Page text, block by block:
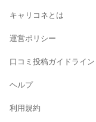
キャリコネとは
運営ポリシー
口コミ投稿ガイドライン
ヘルプ
利用規約